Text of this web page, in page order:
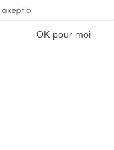
 